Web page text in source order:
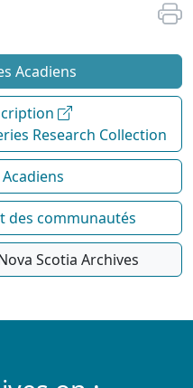
Acadiens
Research Collection
des communautés
Scotia Archives